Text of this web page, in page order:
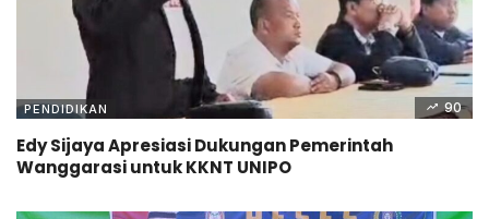
PENDIDIKAN 90
Edy Sijaya Apresiasi Dukungan Pemerintah
Wanggarasi untuk KKNT UNIPO